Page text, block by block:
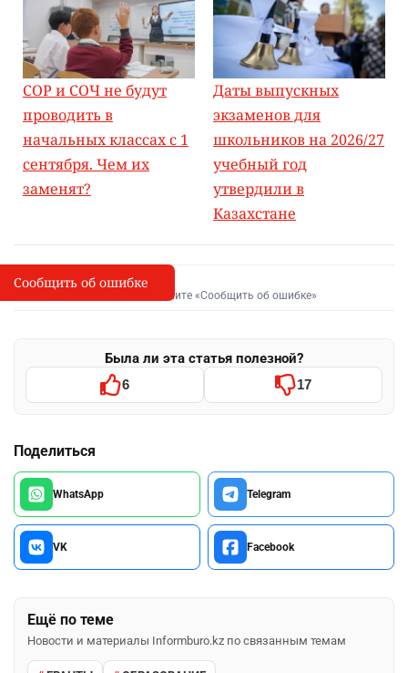
СОР и СОЧ не будут
проводить в
начальных классах с 1
сентября. Чем их
заменят?
Даты выпускных
экзаменов для
школьников на 2026/27
учебный год
утвердили в
Казахстане
I
Сообщить об опечатке
Выделите фрагмент и нажмите «Сообщить об ошибке»
Была ли эта статья полезной?
6 17
Поделиться
WhatsApp Telegram
VK Facebook
Ещё по теме
Новости и материалы Informburo.kz по связанным темам
Сообщить об ошибке